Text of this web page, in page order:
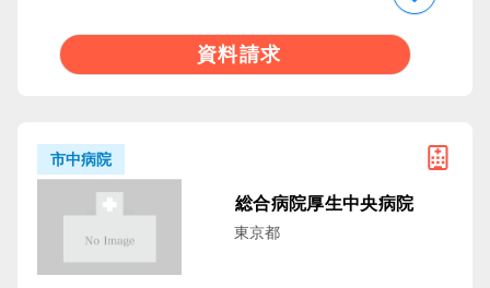
資料請求
市中病院
総合病院厚生中央病院
東京都